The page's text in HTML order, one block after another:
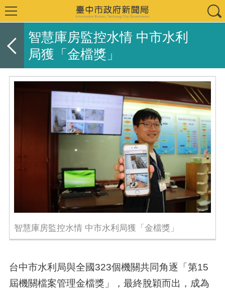
智慧庫房監控水情 中市水利
局獲「金檔獎」
智慧庫房監控水情 中市水利局獲「金檔獎」
台中市水利局與全國323個機關共同角逐「第15
屆機關檔案管理金檔獎」，最終脫穎而出，成為